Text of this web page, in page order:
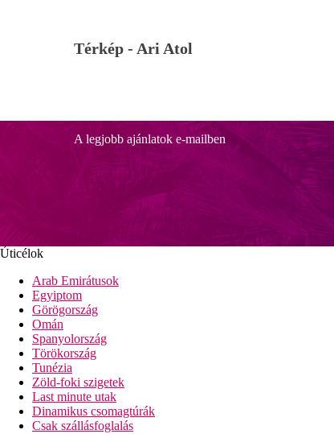
Térkép - Ari Atol
A legjobb ajánlatok e-mailben
Úticélok
Arab Emirátusok
Egyiptom
Görögország
Omán
Spanyolország
Törökország
Tunézia
Zöld-foki szigetek
Last minute utak
Dinamikus csomagtúrák
Csak szállásfoglalás